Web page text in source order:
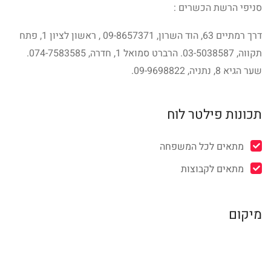
סניפי הרשת הכשרים :
דרך רמתיים 63, הוד השרון, 09-8657371‏ , ראשון לציון 1, פתח
תקווה, 03-5038587. הרברט סמואל 1, חדרה, 074-7583585.
שער הגיא 8, נתניה, 09-9698822.
תכונות פילטר לוח
מתאים לכל המשפחה
מתאים לקבוצות
מיקום